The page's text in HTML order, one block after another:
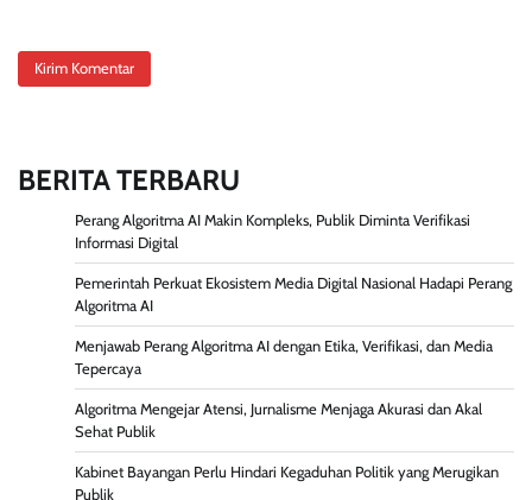
BERITA TERBARU
Perang Algoritma AI Makin Kompleks, Publik Diminta Verifikasi
Informasi Digital
Pemerintah Perkuat Ekosistem Media Digital Nasional Hadapi Perang
Algoritma AI
Menjawab Perang Algoritma AI dengan Etika, Verifikasi, dan Media
Tepercaya
Algoritma Mengejar Atensi, Jurnalisme Menjaga Akurasi dan Akal
Sehat Publik
Kabinet Bayangan Perlu Hindari Kegaduhan Politik yang Merugikan
Publik